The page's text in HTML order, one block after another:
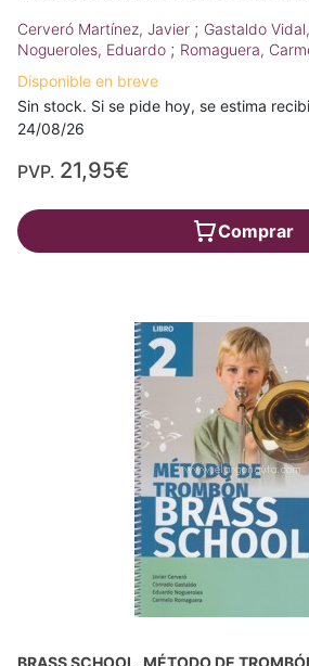
Cerveró Martínez, Javier ; Gastaldo
Nogueroles, Eduardo ; Romaguera,
Disponible en breve
Sin stock. Si se pide hoy, se estima
24/08/26
PVP. 21,95€
Comprar
BRASS SCHOOL. MÉTODO DE